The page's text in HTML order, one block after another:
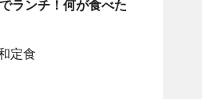
ランチ！何が食べた
定食